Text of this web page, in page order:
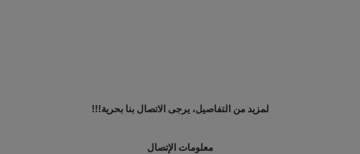
لمزيد من التفاصيل، يرجى الاتصال بنا بحرية!!!
معلومات الإتصال